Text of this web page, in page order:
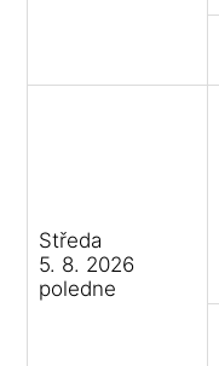
Středa
5. 8. 2026
poledne